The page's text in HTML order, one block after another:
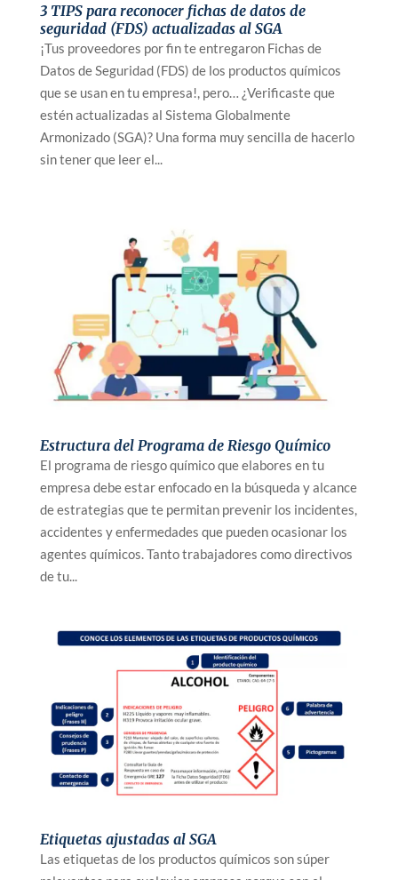
3 TIPS para reconocer fichas de datos de
seguridad (FDS) actualizadas al SGA
¡Tus proveedores por fin te entregaron Fichas de
Datos de Seguridad (FDS) de los productos químicos
que se usan en tu empresa!, pero… ¿Verificaste que
estén actualizadas al Sistema Globalmente
Armonizado (SGA)? Una forma muy sencilla de hacerlo
sin tener que leer el...
Estructura del Programa de Riesgo Químico
El programa de riesgo químico que elabores en tu
empresa debe estar enfocado en la búsqueda y alcance
de estrategias que te permitan prevenir los incidentes,
accidentes y enfermedades que pueden ocasionar los
agentes químicos. Tanto trabajadores como directivos
de tu...
Etiquetas ajustadas al SGA
Las etiquetas de los productos químicos son súper